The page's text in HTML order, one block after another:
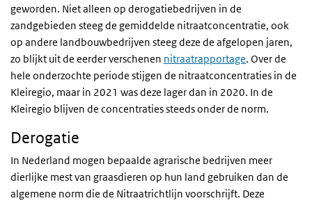
geworden. Niet alleen op derogatiebedrijven in de
zandgebieden steeg de gemiddelde nitraatconcentratie, ook
op andere landbouwbedrijven steeg deze de afgelopen jaren,
zo blijkt uit de eerder verschenen nitraatrapportage. Over de
hele onderzochte periode stijgen de nitraatconcentraties in de
Kleiregio, maar in 2021 was deze lager dan in 2020. In de
Kleiregio blijven de concentraties steeds onder de norm.
Derogatie
In Nederland mogen bepaalde agrarische bedrijven meer
dierlijke mest van graasdieren op hun land gebruiken dan de
algemene norm die de Nitraatrichtlijn voorschrijft. Deze